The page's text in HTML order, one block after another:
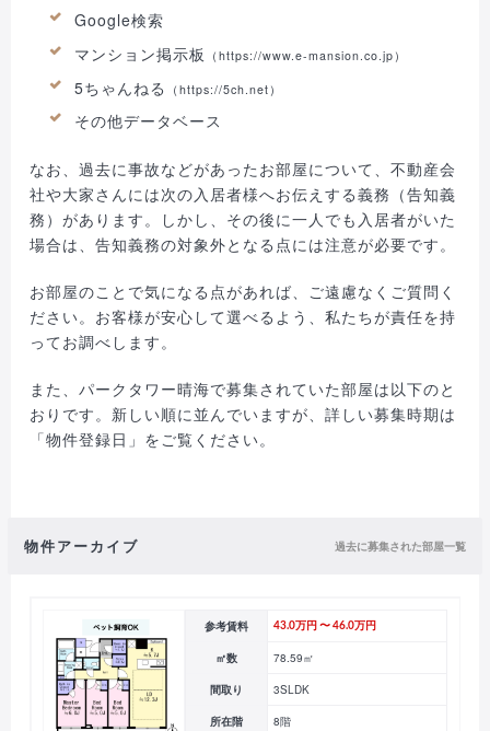
Google検索
マンション掲示板
（https://www.e-mansion.co.jp）
5ちゃんねる （https://5ch.net）
その他データベース
なお、過去に事故などがあったお部屋について、不動産会
社や大家さんには次の入居者様へお伝えする義務（告知義
務）があります。しかし、その後に一人でも入居者がいた
場合は、告知義務の対象外となる点には注意が必要です。
お部屋のことで気になる点があれば、ご遠慮なくご質問く
ださい。お客様が安心して選べるよう、私たちが責任を持
ってお調べします。
また、パークタワー晴海で募集されていた部屋は以下のと
おりです。新しい順に並んでいますが、詳しい募集時期は
「物件登録日」をご覧ください。
物件アーカイブ 過去に募集された部屋一覧
参考賃料 43.0万円 〜 46.0万円
㎡数 78.59㎡
間取り 3SLDK
所在階 8階